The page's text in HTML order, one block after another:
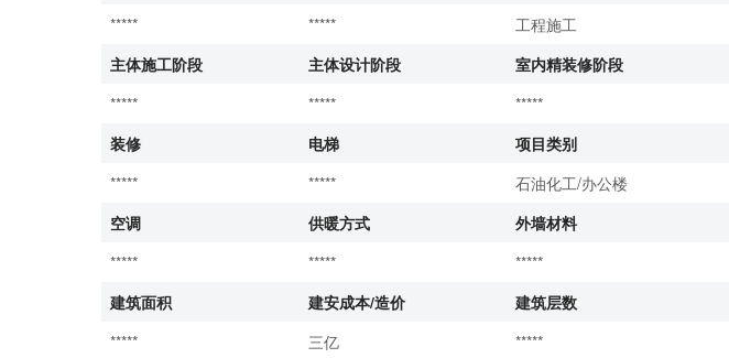
*****
***** 工程施工
主体施工阶段
主体设计阶段
室内精装修阶段
*****
*****
*****
装修
电梯
项目类别
*****
*****
石油化工/办公楼
空调
供暖方式 外墙材料
*****
***** *****
建筑面积
建安成本/造价 建筑层数
*****
三亿 *****